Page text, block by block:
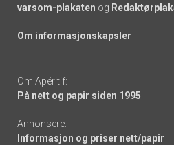
varsom-plakaten og
Om informasjonskapsler
Om Apéritif:
På nett og papir siden 1995
Annonsere:
Informasjon og priser nett/papir